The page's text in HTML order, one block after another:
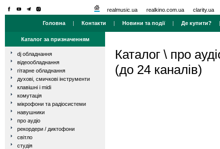
realmusic.ua realkino.com.ua clarity.ua
Головна | Контакти | Новини та події| Де купити?
Каталог за призначенням
dj обладнання
відеообладнання
гітарне обладнання
духові, смичкові інструменти
клавішні і midi
комутація
мікрофони та радіосистеми
навушники
про аудіо
рекордери / диктофони
світло
студія
Каталог \ про
(до 24 каналів)